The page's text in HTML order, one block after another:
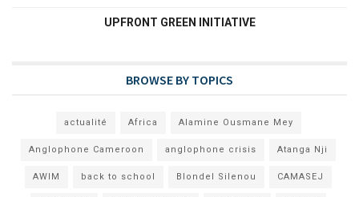
UPFRONT GREEN INITIATIVE
BROWSE BY TOPICS
actualité Africa Alamine Ousmane Mey
Anglophone Cameroon anglophone crisis Atanga Nji
AWIM back to school Blondel Silenou CAMASEJ